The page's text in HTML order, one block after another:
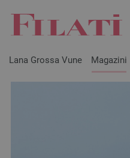
Lana Grossa Vune Magazini